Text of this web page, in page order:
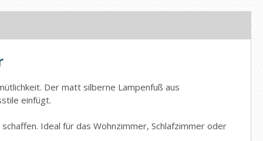
Der matt silberne Lampenfuß aus
einfügt.
Ideal für das Wohnzimmer, Schlafzimmer oder